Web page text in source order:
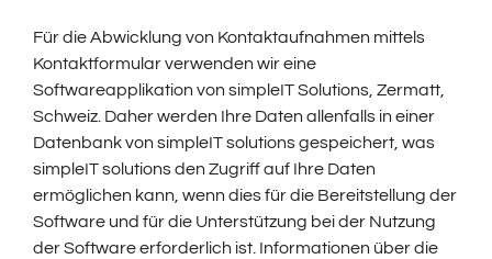
Für die Abwicklung von Kontaktaufnahmen mittels
Kontaktformular verwenden wir eine
Softwareapplikation von simpleIT Solutions, Zermatt,
Schweiz. Daher werden Ihre Daten allenfalls in einer
Datenbank von simpleIT solutions gespeichert, was
simpleIT solutions den Zugriff auf Ihre Daten
ermöglichen kann, wenn dies für die Bereitstellung der
Software und für die Unterstützung bei der Nutzung
der Software erforderlich ist. Informationen über die